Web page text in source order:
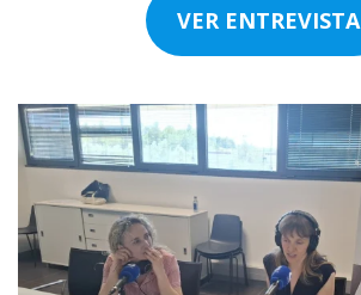
VER ENTREVISTA